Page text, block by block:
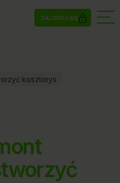
ZALOGUJ SIĘ
kosztorys